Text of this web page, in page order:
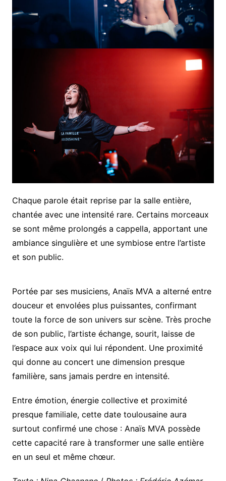
Chaque parole était reprise par la salle entière,
chantée avec une intensité rare. Certains morceaux
se sont même prolongés a cappella, apportant une
ambiance singulière et une symbiose entre l’artiste
et son public.
Portée par ses musiciens, Anaïs MVA a alterné entre
douceur et envolées plus puissantes, confirmant
toute la force de son univers sur scène. Très proche
de son public, l’artiste échange, sourit, laisse de
l’espace aux voix qui lui répondent. Une proximité
qui donne au concert une dimension presque
familière, sans jamais perdre en intensité.
Entre émotion, énergie collective et proximité
presque familiale, cette date toulousaine aura
surtout confirmé une chose : Anaïs MVA possède
cette capacité rare à transformer une salle entière
en un seul et même chœur.